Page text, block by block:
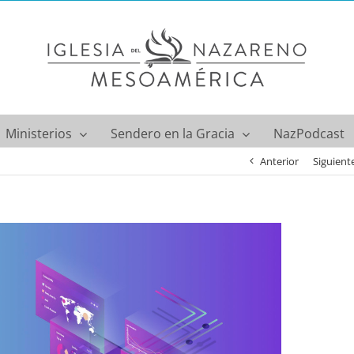
Ministerios Sendero en la Gracia NazPodcast
Anterior